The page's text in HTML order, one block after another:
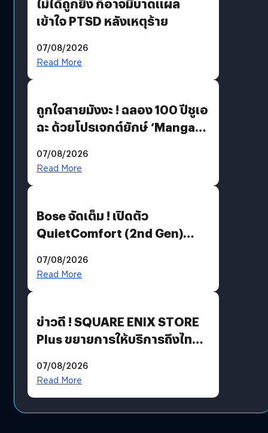
เข้าใจ PTSD หลังเหตุร้าย
07/08/2026
Read More
ถูกใจสายมังงะ ! ฉลอง 100 ปีชูเอ
ฉะ ด้วยโปรเจกต์ยักษ์ ‘Manga
มีภาษาไทยด้วย
07/08/2026
Read More
Bose จัดเต็ม ! เปิดตัว
QuietComfort (2nd Gen)
07/08/2026
Read More
ข่าวดี ! SQUARE ENIX STORE
Plus ขยายการให้บริการถึงไทย
โดยตรง
07/08/2026
Read More